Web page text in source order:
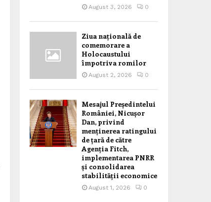
August 3, 2026 0
Ziua națională de
comemorare a
Holocaustului
împotriva romilor
August 2, 2026 0
Mesajul Președintelui
României, Nicușor
Dan, privind
menținerea ratingului
de țară de către
Agenția Fitch,
implementarea PNRR
și consolidarea
stabilității economice
August 1, 2026 0